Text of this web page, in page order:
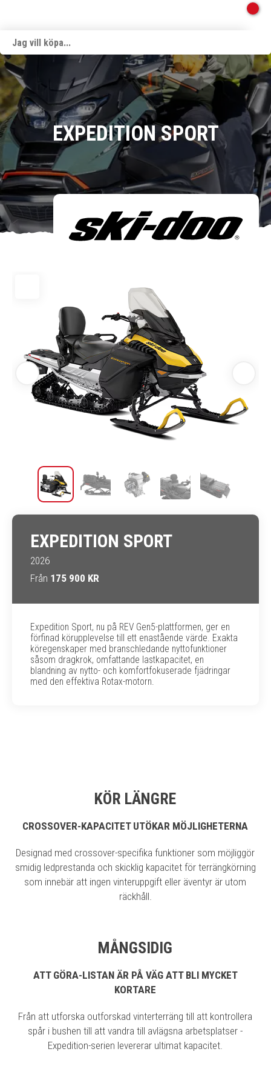
EXPEDITION SPORT
EXPEDITION SPORT
2026
Från 175 900 KR
Expedition Sport, nu på REV Gen5-plattformen, ger en
förfinad körupplevelse till ett enastående värde. Exakta
köregenskaper med branschledande nyttofunktioner
såsom dragkrok, omfattande lastkapacitet, en
blandning av nytto- och komfortfokuserade fjädringar
med den effektiva Rotax-motorn.
KÖR LÄNGRE
CROSSOVER-KAPACITET UTÖKAR MÖJLIGHETERNA
Designad med crossover-specifika funktioner som möjliggör
smidig ledprestanda och skicklig kapacitet för terrängkörning
som innebär att ingen vinteruppgift eller äventyr är utom
räckhåll.
MÅNGSIDIG
ATT GÖRA-LISTAN ÄR PÅ VÄG ATT BLI MYCKET
KORTARE
Från att utforska outforskad vinterterräng till att kontrollera
spår i bushen till att vandra till avlägsna arbetsplatser -
Expedition-serien levererar ultimat kapacitet.